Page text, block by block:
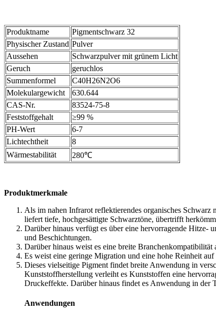
Produktname
Pigmentschwarz 32
Physischer Zustand Pulver
Aussehen
Schwarzpulver mit grünem Licht
Geruch
geruchlos
Summenformel
C40H26N2O6
Molekulargewicht
630.644
CAS-Nr.
83524-75-8
Feststoffgehalt
≥99 %
PH-Wert
6-7
Lichtechtheit
8
Wärmestabilität
280℃
Produktmerkmale
Als im nahen Infrarot reflektierendes organisches
liefert tiefe, hochgesättigte Schwarztöne, übertrifft
Darüber hinaus verfügt es über eine hervorragende
und Beschichtungen.
Darüber hinaus weist es eine breite
Es weist eine geringe Migration und eine hohe Reinheit
Dieses vielseitige Pigment findet breite Anwendung in
Kunststoffherstellung verleiht es Kunststoffen eine
Druckeffekte. Darüber hinaus findet es Anwendung in der
Anwendungen